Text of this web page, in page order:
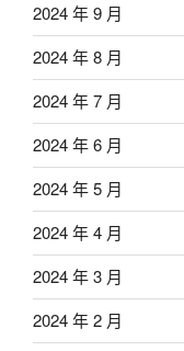
2024 年 9 月
2024 年 8 月
2024 年 7 月
2024 年 6 月
2024 年 5 月
2024 年 4 月
2024 年 3 月
2024 年 2 月